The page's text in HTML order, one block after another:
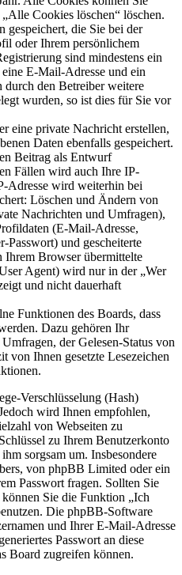
Cookies löschen“ löschen.
gespeichert, die Sie bei der
oder Ihrem persönlichem
sind mindestens ein
E-Mail-Adresse und ein
durch den Betreiber weitere
wurden, so ist dies für Sie vor
eine private Nachricht erstellen,
Daten ebenfalls gespeichert.
Beitrag als Entwurf
Fällen wird auch Ihre IP-
Adresse wird weiterhin bei
Löschen und Ändern von
Nachrichten und Umfragen),
(E-Mail-Adresse,
und gescheiterte
Ihrem Browser übermittelte
Agent) wird nur in der „Wer
und nicht dauerhaft
Funktionen des Boards, dass
Dazu gehören Ihr
der Gelesen-Status von
von Ihnen gesetzte Lesezeichen
Verschlüsselung (Hash)
wird Ihnen empfohlen,
von Webseiten zu
zu Ihrem Benutzerkonto
sorgsam um. Insbesondere
von phpBB Limited oder ein
Passwort fragen. Sollten Sie
Sie die Funktion „Ich
Die phpBB-Software
und Ihrer E-Mail-Adresse
Passwort an diese
Board zugreifen können.